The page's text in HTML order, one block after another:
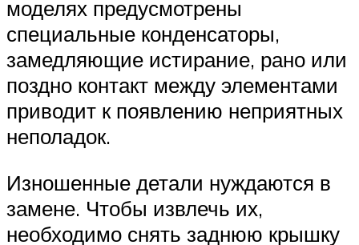
моделях предусмотрены
специальные конденсаторы,
замедляющие истирание, рано или
поздно контакт между элементами
приводит к появлению неприятных
неполадок.
Изношенные детали нуждаются в
замене. Чтобы извлечь их,
необходимо снять заднюю крышку